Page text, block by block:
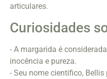
articulares.
Curiosidades
- A margarida é
inocência e pureza.
- Seu nome científico,